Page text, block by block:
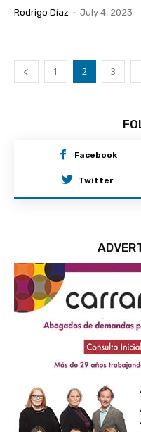
Rodrigo Díaz - July 4, 2023
1 2 3
Facebook
Twitter